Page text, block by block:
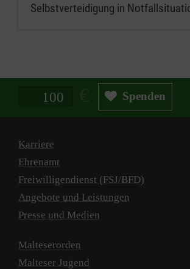
Selbstverteidigung in
Spendenbetrag in Euro Spenden
Karriere
Ehrenamt
Freiwilligendienst (FSJ/BFD)
Angebote und Leistungen
Presse und Medien
Malteserorden
Malteser Jugend